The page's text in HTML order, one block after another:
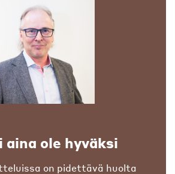
aina ole hyväksi
on pidettävä huolta